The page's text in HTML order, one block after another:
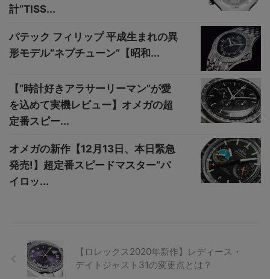
計“TISS...
パテック フィリップ 平成生まれの異
形モデル“ネプチューン”【昭和...
【“時計好きアラサーリーマン”が愛
を込めて実機レビュー】オメガの超
定番スピー...
オメガの新作【12月13日、本日緊急
発売!】超定番スピードマスター“パ
イロッ...
【ロレックス2020年新作】レディース・
デイトジャスト31の変更点とは？